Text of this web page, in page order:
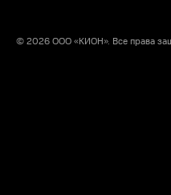
© 2026 ООО «КИОН». Все права